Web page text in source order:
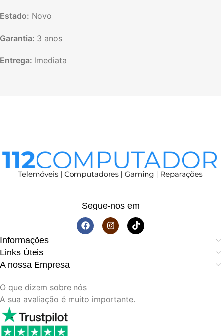
Estado: Novo
Garantia: 3 anos
Entrega: Imediata
Segue-nos em
Informações
Links Úteis
A nossa Empresa
O que dizem sobre nós
A sua avaliação é muito importante.